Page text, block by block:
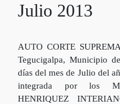
Julio 2013
AUTO CORTE
Tegucigalpa, Municipio
días del mes de Julio del
integrada por los
HENRIQUEZ